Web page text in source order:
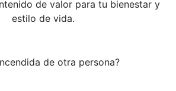
de valor para tu bienestar y
estilo de vida.